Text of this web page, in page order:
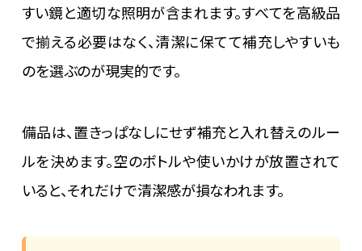
すい鏡と適切な照明が含まれます。すべてを高級品
で揃える必要はなく、清潔に保てて補充しやすいも
のを選ぶのが現実的です。
備品は、置きっぱなしにせず補充と入れ替えのルー
ルを決めます。空のボトルや使いかけが放置されて
いると、それだけで清潔感が損なわれます。